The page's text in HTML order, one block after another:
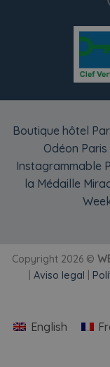
Boutique hôtel
Odéon Paris
Instagrammable
la Médaille
Copyright 2026 ©
Aviso legal
English